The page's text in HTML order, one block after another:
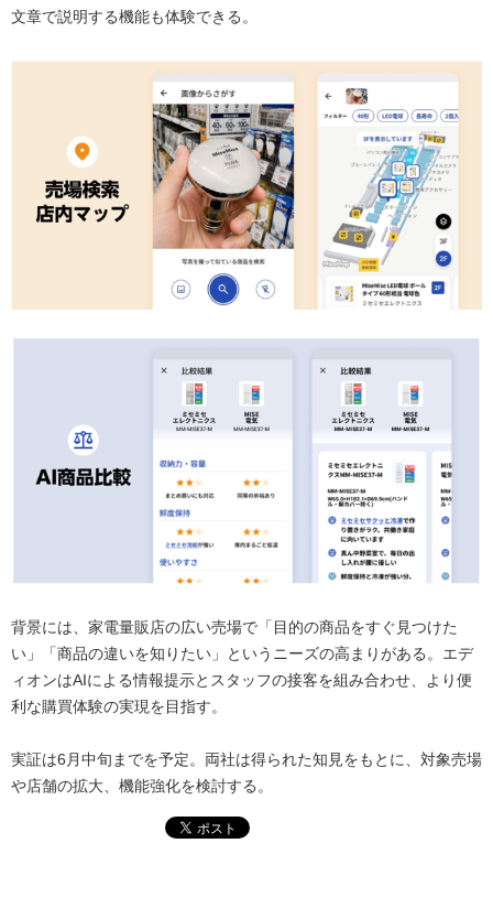
文章で説明する機能も体験できる。
背景には、家電量販店の広い売場で「目的の商品をすぐ見つけた
い」「商品の違いを知りたい」というニーズの高まりがある。エデ
ィオンはAIによる情報提示とスタッフの接客を組み合わせ、より便
利な購買体験の実現を目指す。
実証は6月中旬までを予定。両社は得られた知見をもとに、対象売場
や店舗の拡大、機能強化を検討する。